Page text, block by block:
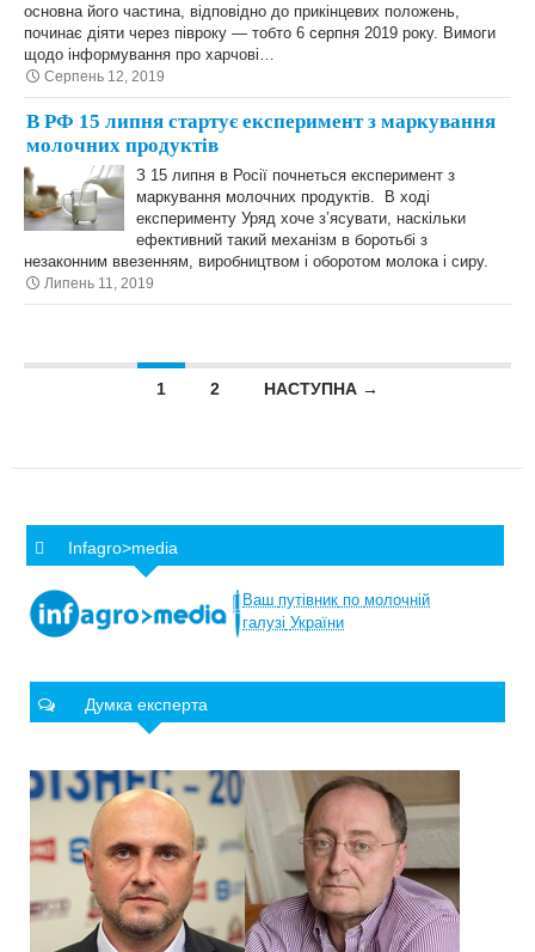
основна його частина, відповідно до прикінцевих положень,
починає діяти через півроку — тобто 6 серпня 2019 року. Вимоги
щодо інформування про харчові…
Серпень 12, 2019
В РФ 15 липня стартує експеримент з маркування
молочних продуктів
З 15 липня в Росії почнеться експеримент з
маркування молочних продуктів. В ході
експерименту Уряд хоче з’ясувати, наскільки
ефективний такий механізм в боротьбі з
незаконним ввезенням, виробництвом і оборотом молока і сиру.
Липень 11, 2019
Posts navigation
1 2 НАСТУПНА →
Infagro>media
Ваш путівник по молочній
галузі України
Думка експерта